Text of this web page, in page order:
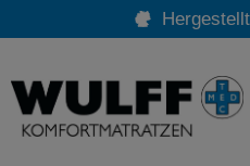
Hergestellt